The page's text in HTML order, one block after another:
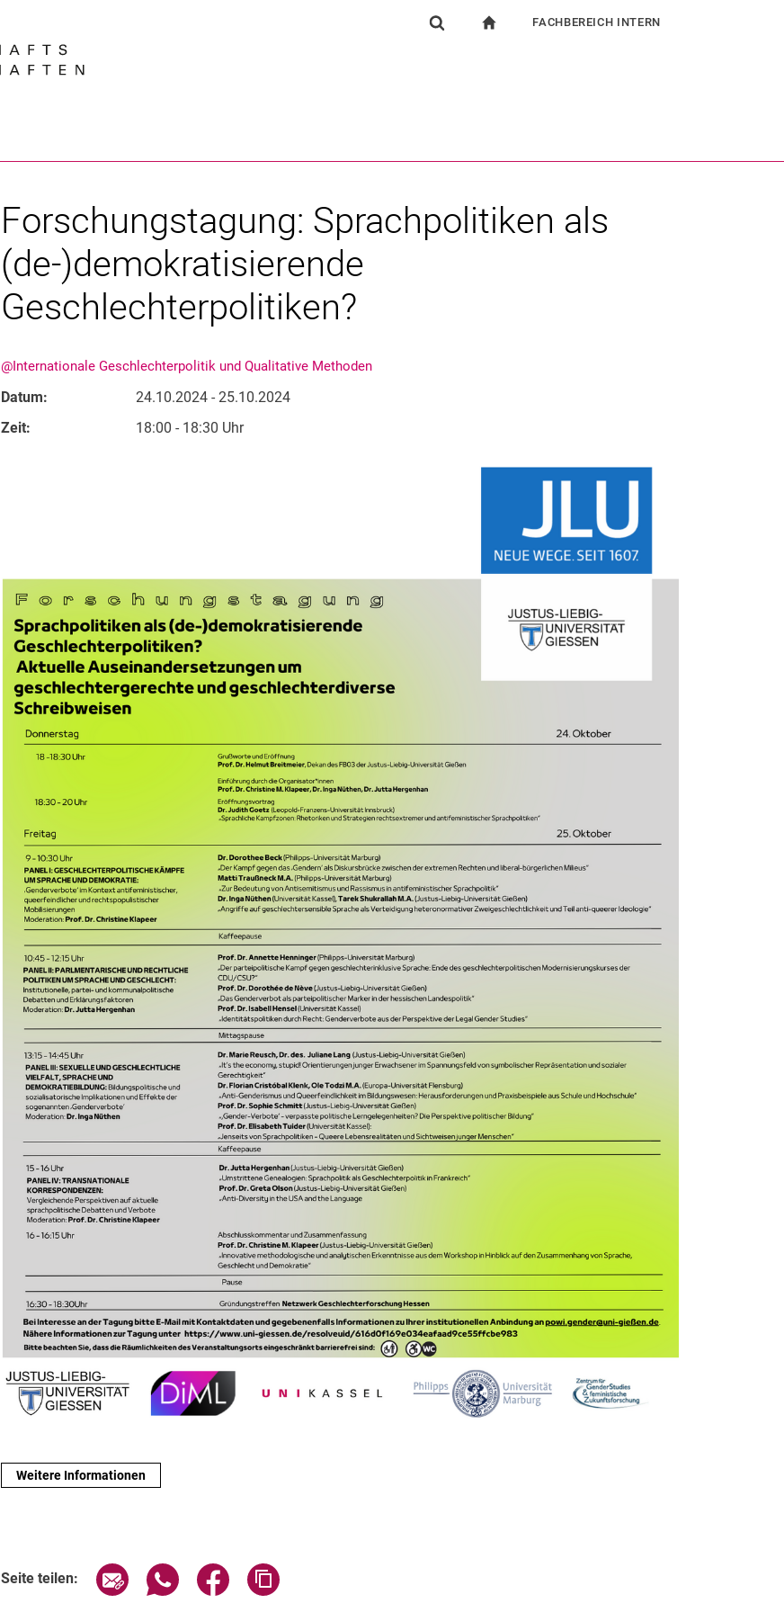
FACHBEREICH INTERN
Forschungstagung: Sprachpolitiken als
(de-)demokratisierende
Geschlechterpolitiken?
@Internationale Geschlechterpolitik und Qualitative Methoden
Datum:
24.10.2024 - 25.10.2024
Zeit:
18:00 - 18:30 Uhr
Weitere Informationen
Seite teilen: Seite über E-Mail teilen
Seite über WhatsApp teilen (externer Link, öffnet neues Fenster)
Seite über Facebook teilen (externer Link, öffnet neues Fenster)